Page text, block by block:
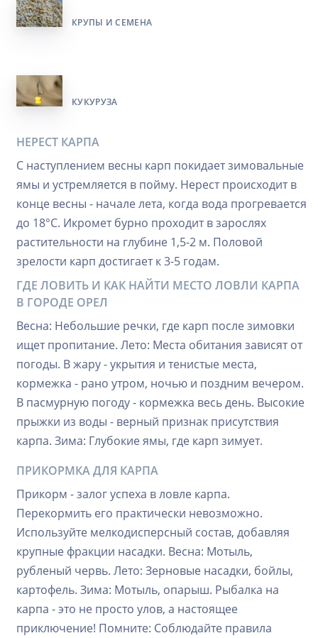
КРУПЫ И СЕМЕНА
КУКУРУЗА
НЕРЕСТ КАРПА
С наступлением весны карп покидает зимовальные
ямы и устремляется в пойму. Нерест происходит в
конце весны - начале лета, когда вода прогревается
до 18°C. Икромет бурно проходит в зарослях
растительности на глубине 1,5-2 м. Половой
зрелости карп достигает к 3-5 годам.
ГДЕ ЛОВИТЬ И КАК НАЙТИ МЕСТО ЛОВЛИ КАРПА
В ГОРОДЕ ОРЕЛ
Весна: Небольшие речки, где карп после зимовки
ищет пропитание. Лето: Места обитания зависят от
погоды. В жару - укрытия и тенистые места,
кормежка - рано утром, ночью и поздним вечером.
В пасмурную погоду - кормежка весь день. Высокие
прыжки из воды - верный признак присутствия
карпа. Зима: Глубокие ямы, где карп зимует.
ПРИКОРМКА ДЛЯ КАРПА
Прикорм - залог успеха в ловле карпа.
Перекормить его практически невозможно.
Используйте мелкодисперсный состав, добавляя
крупные фракции насадки. Весна: Мотыль,
рубленый червь. Лето: Зерновые насадки, бойлы,
картофель. Зима: Мотыль, опарыш. Рыбалка на
карпа - это не просто улов, а настоящее
приключение! Помните: Соблюдайте правила